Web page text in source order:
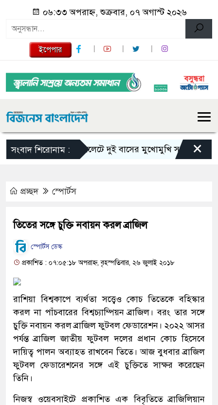
০৬:৩৩ অপরাহ্ন, শুক্রবার, ০৭ অগাস্ট ২০২৬
ইপেপার
সংবাদ শিরোনাম :সিলেটে দুই বাসের মুখোমুখি সংঘর্ষে নিহত×
প্রচ্ছদ স্পোর্টস
তিতের সঙ্গে চুক্তি নবায়ন করল ব্রাজিল
স্পোর্টস ডেস্ক
প্রকাশিত : ০৭:০৫:১৮ অপরাহ্ন, বৃহস্পতিবার, ২৬ জুলাই ২০১৮
রাশিয়া বিশ্বকাপে ব্যর্থতা সত্ত্বেও কোচ তিতেকে বহিস্কার
করল না পাঁচবারের বিশ্বচ্যাম্পিয়ন ব্রাজিল। বরং তার সঙ্গে
চুক্তি নবায়ন করল ব্রাজিল ফুটবল ফেডারেশন। ২০২২ আসর
পর্যন্ত ব্রাজিল জাতীয় ফুটবল দলের প্রধান কোচ হিসেবে
দায়িত্ব পালন অব্যাহত রাখবেন তিতে। আজ বুধবার ব্রাজিল
ফুটবল ফেডারেশনের সঙ্গে এই চুক্তিতে সাক্ষর করেছেন
তিনি।
নিজস্ব ওয়েবসাইটে প্রকাশিত এক বিবৃতিতে ব্রাজিলিয়ান